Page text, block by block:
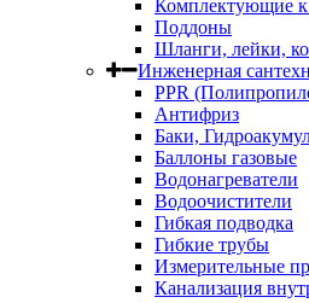
Комплектующие
Поддоны
Шланги, лейки,
Инженерная
PPR
Антифриз
Баки,
Баллоны газовые
Водонагреватели
Водоочистители
Гибкая подводка
Гибкие трубы
Измерительные
Канализация